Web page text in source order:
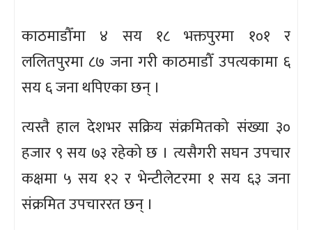
काठमाडौँमा ४ सय १८ भक्तपुरमा १०१ र
ललितपुरमा ८७ जना गरी काठमाडौँ उपत्यकामा ६
सय ६ जना थपिएका छन् ।
त्यस्तै हाल देशभर सक्रिय संक्रमितको संख्या ३०
हजार ९ सय ७३ रहेको छ । त्यसैगरी सघन उपचार
कक्षमा ५ सय १२ र भेन्टीलेटरमा १ सय ६३ जना
संक्रमित उपचाररत छन् ।